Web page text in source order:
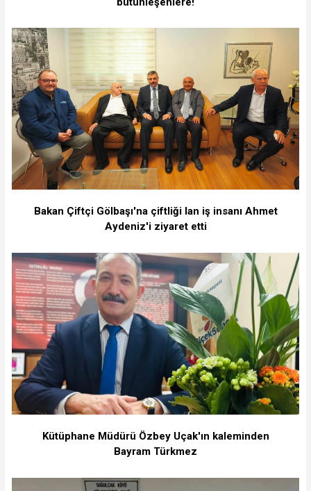
Bakan Çiftçi Gölbaşı'na çiftliği lan iş insanı Ahmet
Aydeniz'i ziyaret etti
Kütüphane Müdürü Özbey Uçak'ın kaleminden
Bayram Türkmez